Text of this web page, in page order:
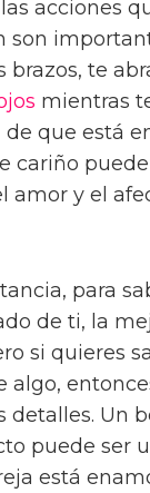
acciones
son
brazos, te
mientras
de que está
cariño
amor y el
para
de ti, la
si quieres
algo,
detalles. Un
puede ser
está